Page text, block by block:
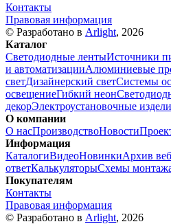
Контакты
Правовая информация
© Разработано в Arlight, 2026
Каталог
Светодиодные лентыИсточники
и автоматизацииАлюминиевые
светДизайнерский светСистемы
освещениеГибкий неон
декорЭлектроустановочные
О компании
О насПроизводствоНовости
Информация
КаталогиВидеоНовинкиАрхив
ответКалькуляторыСхемы
Покупателям
Контакты
Правовая информация
© Разработано в Arlight, 2026